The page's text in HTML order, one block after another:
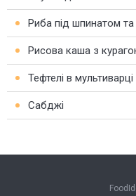
Риба під шпинатом
Рисова каша з
Тефтелі в
Сабджі